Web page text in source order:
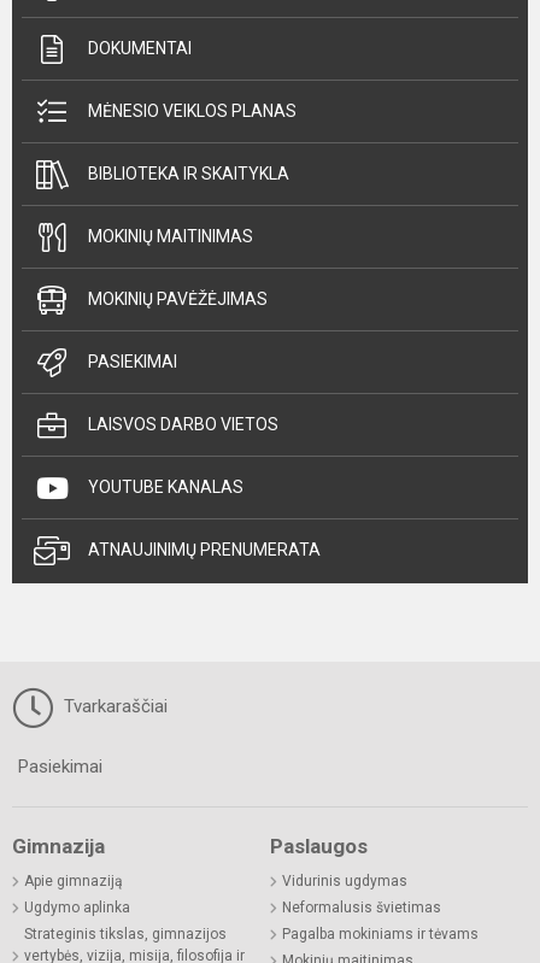
DOKUMENTAI
MĖNESIO VEIKLOS PLANAS
BIBLIOTEKA IR SKAITYKLA
MOKINIŲ MAITINIMAS
MOKINIŲ PAVĖŽĖJIMAS
PASIEKIMAI
LAISVOS DARBO VIETOS
YOUTUBE KANALAS
ATNAUJINIMŲ PRENUMERATA
Tvarkaraščiai
Pasiekimai
Gimnazija
Apie gimnaziją
Ugdymo aplinka
Strateginis tikslas, gimnazijos
vertybės, vizija, misija, filosofija ir
Paslaugos
Vidurinis ugdymas
Neformalusis švietimas
Pagalba mokiniams ir tėvams